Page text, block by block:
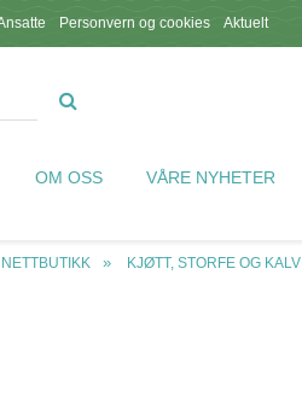
Personvern og cookies Aktuelt
OM OSS VÅRE NYHETER
NETTBUTIKK KJØTT, STORFE OG KALV